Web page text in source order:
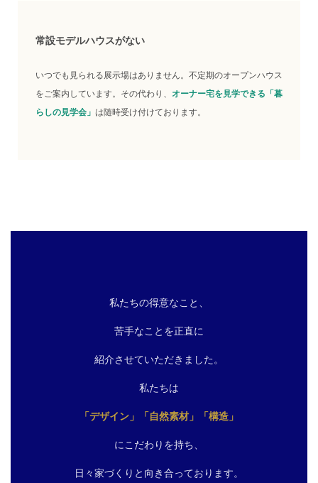
常設モデルハウスがない
いつでも見られる展示場はありません。不定期のオープンハウス
をご案内しています。その代わり、 オーナー宅を見学できる「暮
らしの見学会」 は随時受け付けております。
私たちの得意なこと、
苦手なことを正直に
紹介させていただきました。
私たちは
「デザイン」「自然素材」「構造」
にこだわりを持ち、
日々家づくりと向き合っております。